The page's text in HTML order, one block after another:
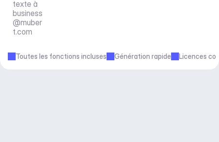
business
@muber
t.com
Toutes les fonctions incluses Génération rapide Licences